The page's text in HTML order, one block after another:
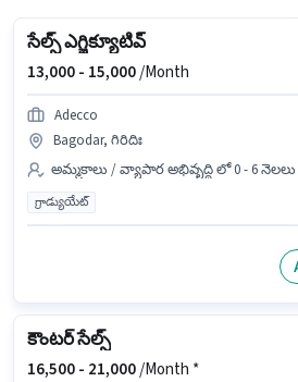
సేల్స్ ఎగ్జిక్యూటివ్
13,000 - 15,000/Month
Adecco
Bagodar, గిరిదిః
అమ్మకాలు / వ్యాపార అభివృద్ధి లో 0 - 6
గ్రాడ్యుయేట్
కౌంటర్ సేల్స్
16,500 - 21,000/Month *